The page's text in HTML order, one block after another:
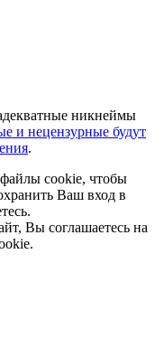
никнеймы
и нецензурные будут
.
cookie, чтобы
Ваш вход в
Вы соглашаетесь на